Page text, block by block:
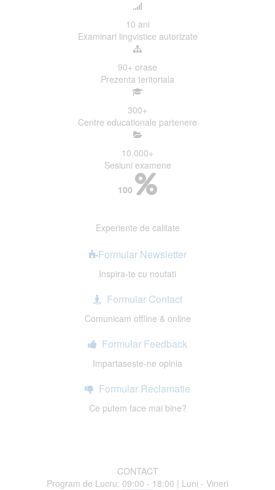
10 ani
Examinari lingvistice autorizate
90+ orase
Prezenta teritoriala
300+
Centre educationale partenere
10.000+
Sesiuni examene
100
Experiente de calitate
Formular Newsletter
Inspira-te cu noutati
Formular Contact
Comunicam offline & online
Formular Feedback
Impartaseste-ne opinia
Formular Reclamatie
Ce putem face mai bine?
CONTACT
Program de Lucru: 09:00 - 18:00 | Luni - Vineri